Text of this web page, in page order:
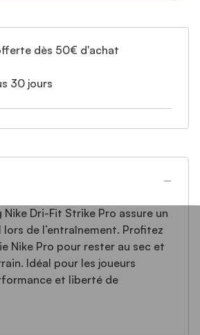
dès 50€ d'achat
30 jours
Dri-Fit Strike Pro assure un
de l’entraînement. Profitez
Nike Pro pour rester au sec et
Idéal pour les joueurs
et liberté de